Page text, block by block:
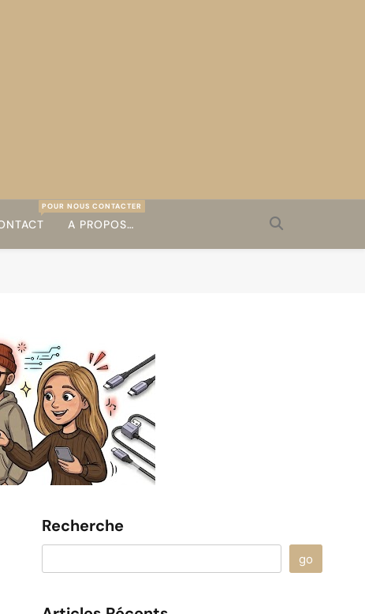
POUR NOUS CONTACTER
A PROPOS…
Recherche
go